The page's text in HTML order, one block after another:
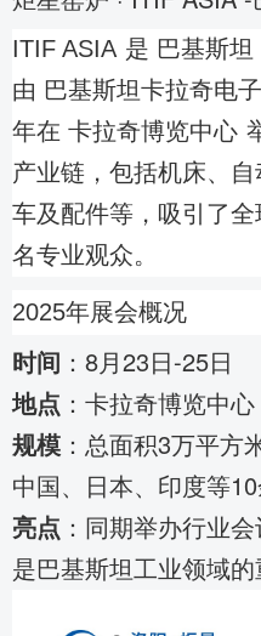
ITIF ASIA 是 巴基斯坦
由 巴基斯坦卡拉奇电
年在 卡拉奇博览中心
产业链，包括机床、
车及配件等，吸引了
名专业观众。 ‌
2025年展会概况
时间 ‌：8月23日-25日
地点 ‌：卡拉奇博览中心
规模 ：总面积3万平方
中国、日本、印度等10
亮点 ：同期举办行业
是巴基斯坦工业领域的